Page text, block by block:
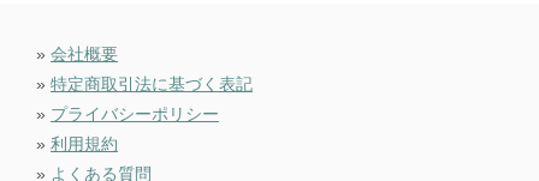
» 会社概要
» 特定商取引法に基づく表記
» プライバシーポリシー
» 利用規約
» よくある質問